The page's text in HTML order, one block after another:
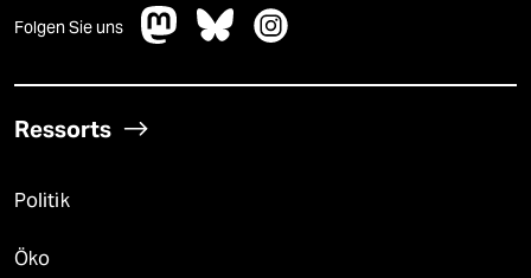
Folgen Sie uns
Ressorts
Politik
Öko